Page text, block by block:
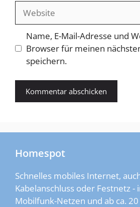
Adresse
Website
Name, E-Mail-Adresse und
Browser für meinen
speichern.
Homespot
Schnelles mobiles Internet,
Kabelanschluss oder Festnetz -
Mobilfunk-Netzen und ab ca.